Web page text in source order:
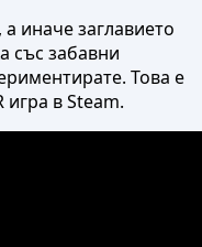
иначе заглавието
със забавни
Това е
в Steam.